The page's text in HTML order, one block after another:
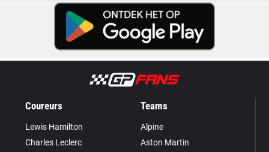
Coureurs
Lewis Hamilton
Charles Leclerc
Teams
Alpine
Aston Martin